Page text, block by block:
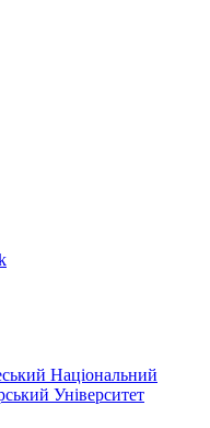
Національний
Університет